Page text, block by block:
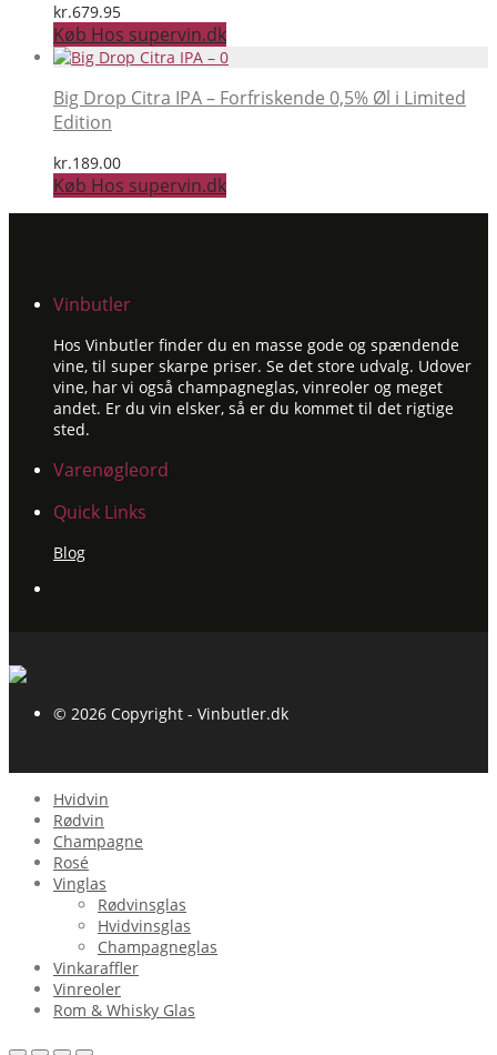
kr.679.95
Køb Hos supervin.dk
Big Drop Citra IPA – Forfriskende 0,5% Øl i Limited
Edition
kr.189.00
Køb Hos supervin.dk
Vinbutler
Hos Vinbutler finder du en masse gode og spændende
vine, til super skarpe priser. Se det store udvalg. Udover
vine, har vi også champagneglas, vinreoler og meget
andet. Er du vin elsker, så er du kommet til det rigtige
sted.
Varenøgleord
Quick Links
Blog
© 2026 Copyright - Vinbutler.dk
Hvidvin
Rødvin
Champagne
Rosé
Vinglas
Rødvinsglas
Hvidvinsglas
Champagneglas
Vinkaraffler
Vinreoler
Rom & Whisky Glas